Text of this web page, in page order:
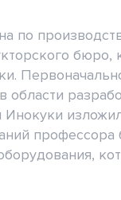
по
области